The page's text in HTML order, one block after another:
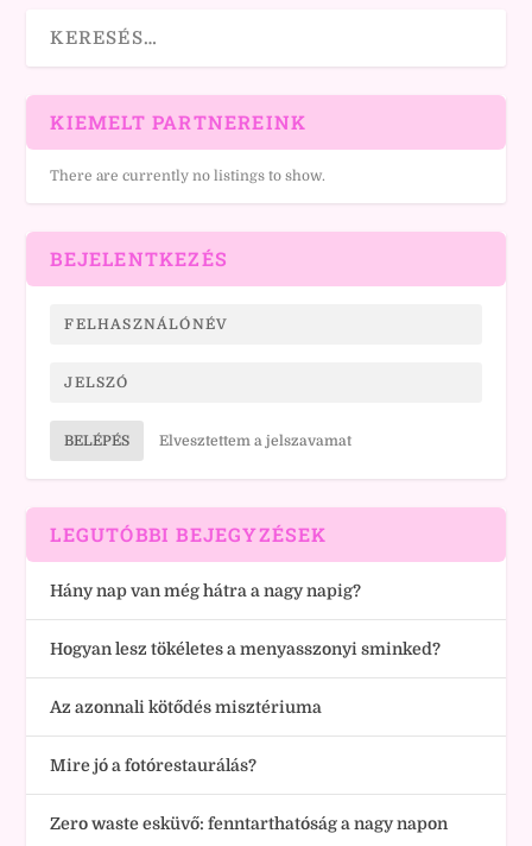
KIEMELT PARTNEREINK
There are currently no listings to show.
BEJELENTKEZÉS
BELÉPÉS Elvesztettem a jelszavamat
LEGUTÓBBI BEJEGYZÉSEK
Hány nap van még hátra a nagy napig?
Hogyan lesz tökéletes a menyasszonyi sminked?
Az azonnali kötődés misztériuma
Mire jó a fotórestaurálás?
Zero waste esküvő: fenntarthatóság a nagy napon